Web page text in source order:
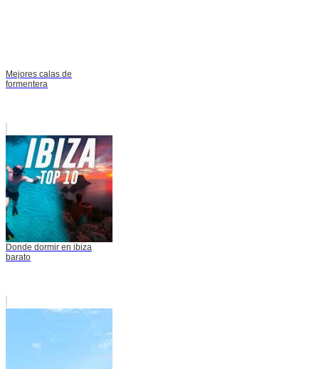
Mejores calas de
formentera
Donde dormir en ibiza
barato